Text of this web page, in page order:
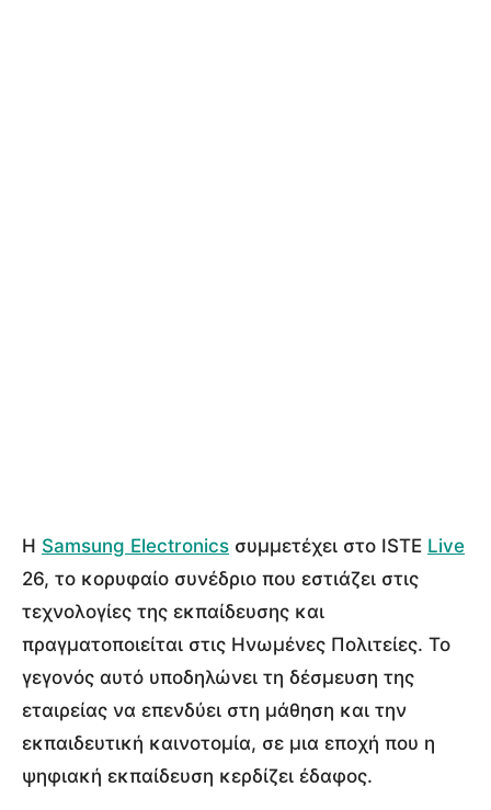
Η Samsung Electronics συμμετέχει στο ISTE Live
26, το κορυφαίο συνέδριο που εστιάζει στις
τεχνολογίες της εκπαίδευσης και
πραγματοποιείται στις Ηνωμένες Πολιτείες. Το
γεγονός αυτό υποδηλώνει τη δέσμευση της
εταιρείας να επενδύει στη μάθηση και την
εκπαιδευτική καινοτομία, σε μια εποχή που η
ψηφιακή εκπαίδευση κερδίζει έδαφος.